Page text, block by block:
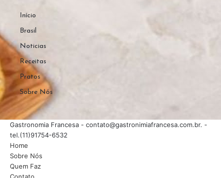
Início
Brasil
Noticias
Receitas
Pratos
Sobre Nós
Gastronomia Francesa - contato@gastronimiafrancesa.com.br. -
tel.(11)91754-6532
Home
Sobre Nós
Quem Faz